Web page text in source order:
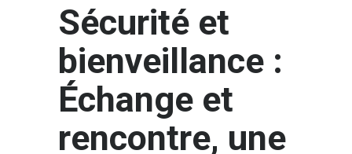
Sécurité et
bienveillance :
Échange et
rencontre, une